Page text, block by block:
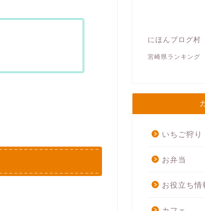
にほんブログ村
宮崎県ランキング
いちご狩り
お弁当
お役立ち情